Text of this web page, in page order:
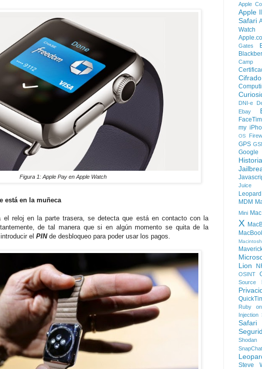
Figura 1: Apple Pay en Apple Watch
está en la muñeca
el reloj en la parte trasera, se detecta que está en contacto con la
de tal manera que si en algún momento se quita de la
el PINde desbloqueo para poder usar los pagos.
Apple
Apple
Safari
Watch
Gates
Camp
Cifrado
DNI-e
Ebay
my
OS
GPS
Google
Historia
Juice
Leopard
MDM
Mini
X
Lion
OSINT
Source
Ruby
Injection
Safari
Shodan
SnapChat
Steve